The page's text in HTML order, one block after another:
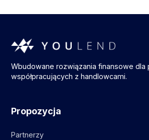
Wbudowane rozwiązania finansowe
współpracujących z handlowcami.
Propozycja
Partnerzy